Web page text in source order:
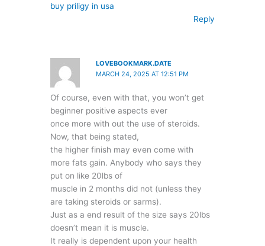
buy priligy in usa
Reply
LOVEBOOKMARK.DATE
MARCH 24, 2025 AT 12:51 PM
Of course, even with that, you won’t get
beginner positive aspects ever
once more with out the use of steroids.
Now, that being stated,
the higher finish may even come with
more fats gain. Anybody who says they
put on like 20lbs of
muscle in 2 months did not (unless they
are taking steroids or sarms).
Just as a end result of the size says 20lbs
doesn’t mean it is muscle.
It really is dependent upon your health